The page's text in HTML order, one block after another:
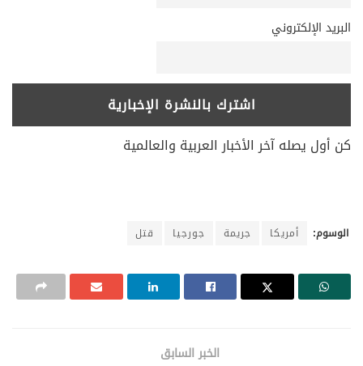
البريد الإلكتروني
كن أول يصله آخر الأخبار العربية والعالمية
الوسوم: أمريكا جريمة جورجيا قتل
الخبر السابق